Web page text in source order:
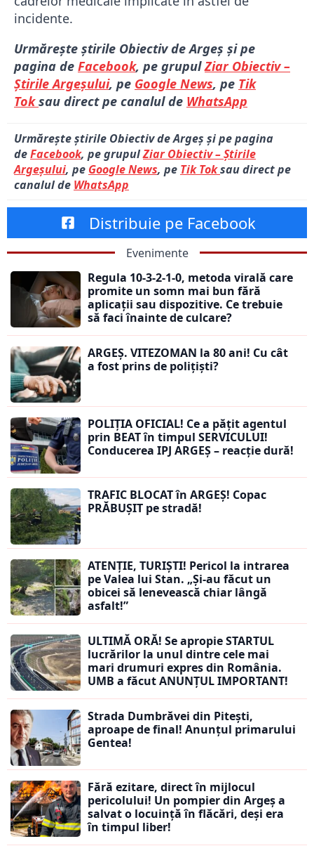
incidente.
Urmărește știrile Obiectiv de Argeș și pe
pagina de Facebook, pe grupulZiar Obiectiv –
Știrile Argeșului, pe Google News, pe Tik
Toksau direct pe canalul de WhatsApp
Urmărește știrile Obiectiv de Argeș și pe pagina
deFacebook, pe grupulZiar Obiectiv – Știrile
Argeșului, pe Google News, pe Tik Toksau direct pe
canalul de WhatsApp
Distribuie pe Facebook
Evenimente
Regula 10-3-2-1-0, metoda virală care
promite un somn mai bun fără
aplicații sau dispozitive. Ce trebuie
să faci înainte de culcare?
ARGEȘ. VITEZOMAN la 80 ani! Cu cât
a fost prins de polițiști?
POLIȚIA OFICIAL! Ce a pățit agentul
prin BEAT în timpul SERVICULUI!
Conducerea IPJ ARGEȘ – reacție dură!
TRAFIC BLOCAT în ARGEȘ! Copac
PRĂBUȘIT pe stradă!
ATENȚIE, TURIȘTI! Pericol la intrarea
pe Valea lui Stan. „Și-au făcut un
obicei să lenevească chiar lângă
asfalt!”
ULTIMĂ ORĂ! Se apropie STARTUL
lucrărilor la unul dintre cele mai
mari drumuri expres din România.
UMB a făcut ANUNȚUL IMPORTANT!
Strada Dumbrăvei din Pitești,
aproape de final! Anunțul primarului
Gentea!
Fără ezitare, direct în mijlocul
pericolului! Un pompier din Argeș a
salvat o locuință în flăcări, deși era
în timpul liber!